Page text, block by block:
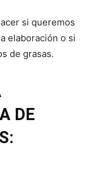
si queremos
elaboración o si
de grasas.
DE